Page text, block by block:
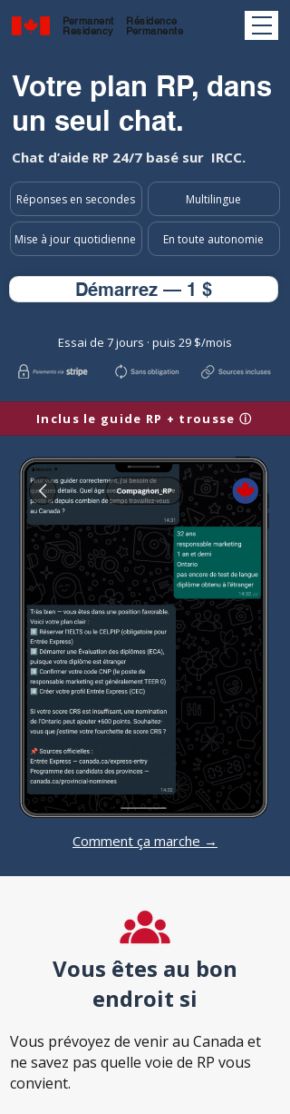
Permanent
Residency
Résidence
Permanente
Votre plan RP, dans
un seul chat.
Chat d’aide RP 24/7 basé sur IRCC.
Réponses en secondes Multilingue
Mise à jour quotidienne En toute autonomie
Démarrez — 1 $
Essai de 7 jours · puis 29 $/mois
Inclus le guide RP + trousse ⓘ
Comment ça marche →
Vous êtes au bon
endroit si
Vous prévoyez de venir au Canada et
ne savez pas quelle voie de RP vous
convient.